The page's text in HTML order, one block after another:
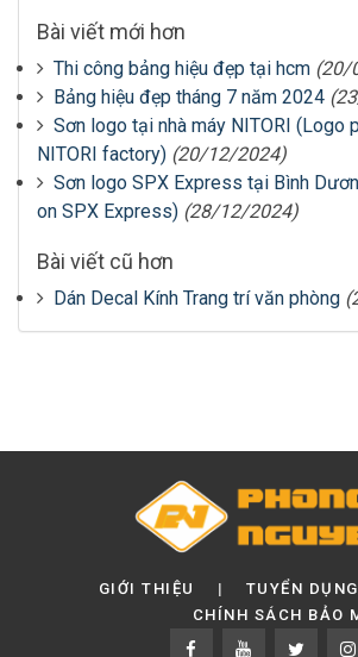
Bài viết mới hơn
Thi công bảng hiệu đẹp tại hcm (20/
Bảng hiệu đẹp tháng 7 năm 2024
Sơn logo tại nhà máy NITORI (Logo
NITORI factory) (20/12/2024)
Sơn logo SPX Express tại Bình
on SPX Express) (28/12/2024)
Bài viết cũ hơn
Dán Decal Kính Trang trí văn phòng
GIỚI THIỆU TUYỂN DỤNG
CHÍNH SÁCH BẢO